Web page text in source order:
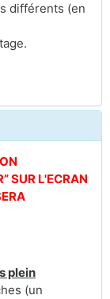
différents (en
SUR L'ECRAN
plein
(un